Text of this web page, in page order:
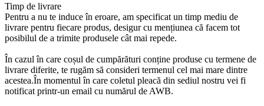
Timp de livrare
Pentru a nu te induce în eroare, am specificat un timp mediu de
livrare pentru fiecare produs, desigur cu mențiunea că facem tot
posibilul de a trimite produsele cât mai repede.
În cazul în care coșul de cumpărături conține produse cu termene de
livrare diferite, te rugăm să consideri termenul cel mai mare dintre
acestea.În momentul în care coletul pleacă din sediul nostru vei fi
notificat printr-un email cu numărul de AWB.